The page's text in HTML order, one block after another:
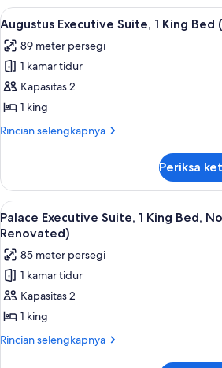
Renovated)
Premium
Suite,
King
Bed
(Newly
Renovated)
Lihat
semua
foto
untuk
Augustus
Executive
Suite,
Bed
(Newly
Renovated)
4
Augustus Executive Suite, 1 King
89 meter persegi
1 kamar tidur
Kapasitas 2
1 king
Rincian selengkapnya
Rincian
Augustus
Executive
Suite,
1
Bed
(Newly
Renovated)
Periksa
Lihat
semua
foto
untuk
Palace
Executive
Suite,
1
4
Palace Executive Suite, 1 King Bed,
Renovated)
85 meter persegi
1 kamar tidur
Kapasitas 2
1 king
Rincian selengkapnya
Rincian